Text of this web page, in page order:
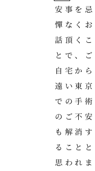
安事を忌
憚なくお
話頂くこ
とで、ご
自宅から
遠い東京
での手術
のご不安
も解消す
ることと
思われま